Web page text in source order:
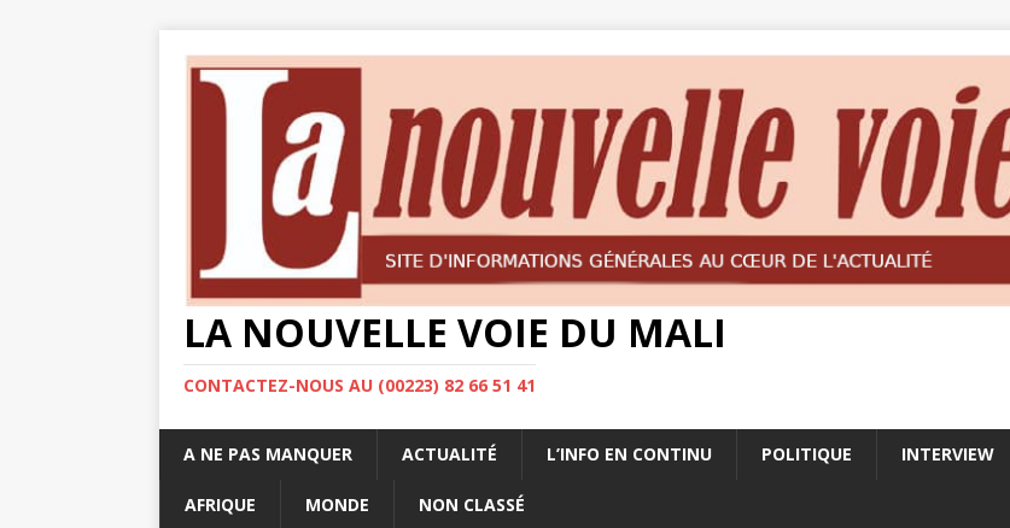
LA NOUVELLE VOIE DU MALI
CONTACTEZ-NOUS AU (00223) 82 66 51 41
A NE PAS MANQUER ACTUALITÉ L’INFO EN CONTINU POLITIQUE INTERVIEW
AFRIQUE MONDE NON CLASSÉ